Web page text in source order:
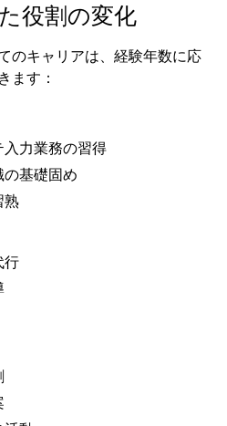
役割の変化
のキャリアは、経験年数に応
ます：
力業務の習得
基礎固め
熟
行